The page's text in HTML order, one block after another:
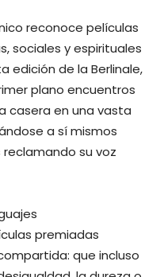
reconoce películas
sociales y espirituales
edición de la Berlinale,
plano encuentros
casera en una vasta
a sí mismos
su voz
premiadas
que incluso